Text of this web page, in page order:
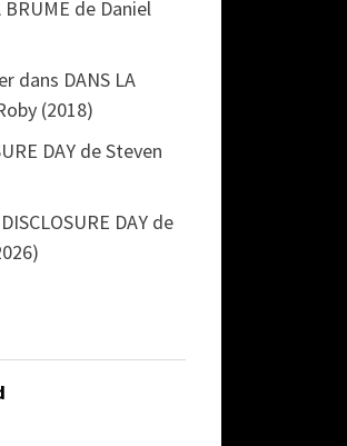
BRUME de Daniel
dans DANS LA
(2018)
DAY de Steven
DISCLOSURE DAY de